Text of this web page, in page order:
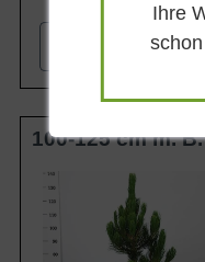
+
100-125 cm m. B.
Ihre